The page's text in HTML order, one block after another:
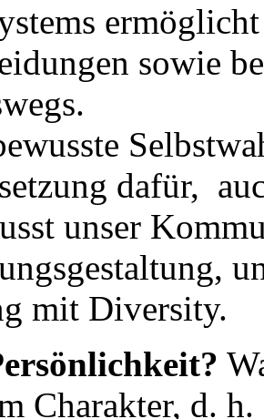
sowie
dafür,
unser
mit Diversity.
Charakter, d.